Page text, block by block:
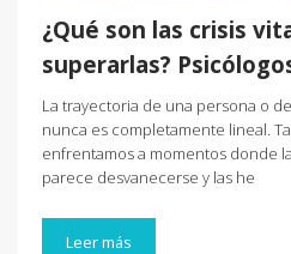
¿Qué son las crisis
superarlas?
La trayectoria de una persona o
nunca es completamente lineal.
enfrentamos a momentos donde
parece desvanecerse y las he
Leer más